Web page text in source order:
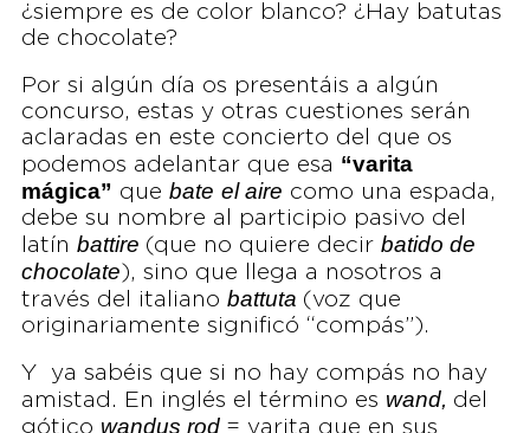
¿siempre es de color blanco? ¿Hay batutas
de chocolate?
Por si algún día os presentáis a algún
concurso, estas y otras cuestiones serán
aclaradas en este concierto del que os
podemos adelantar que esa “varita
mágica” que bate el aire como una espada,
debe su nombre al participio pasivo del
latín battire (que no quiere decir batido de
chocolate ), sino que llega a nosotros a
través del italiano battuta (voz que
originariamente significó “compás”).
Y ya sabéis que si no hay compás no hay
amistad. En inglés el término es wand, del
gótico wandus rod = varita que en sus